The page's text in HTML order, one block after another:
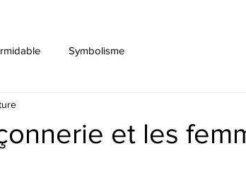
Symbolisme
en loge
et les